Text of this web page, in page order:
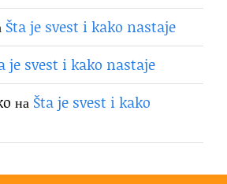
Šta je svest i kako nastaje
je svest i kako nastaje
на Šta je svest i kako